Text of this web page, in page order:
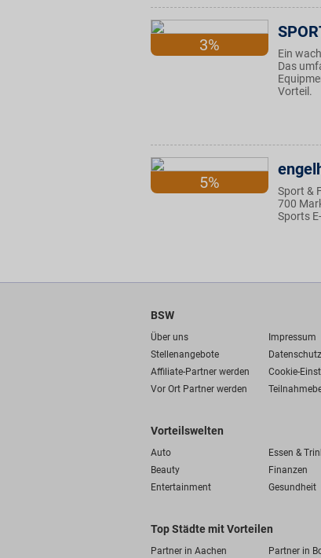
3%
Ein
Das
Vorteil.
5%
Sport &
700
Sports
BSW
Über uns
Impressum
Stellenangebote
Datenschutz
Affiliate-Partner werden
Cookie-
Vor Ort Partner werden
Vorteilswelten
Auto Essen &
Beauty
Finanzen
Entertainment
Gesundheit
Top Städte mit Vorteilen
Partner in Aachen Partner in